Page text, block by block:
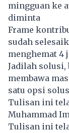
mingguan ke
diminta
Frame
sudah
menghemat 4
Jadilah solusi,
membawa
satu opsi
Tulisan ini
Muhammad
Tulisan ini